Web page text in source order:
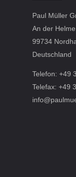
Paul Müller
An der
99734
Deutschland
Telefon: +49
Telefax: +49